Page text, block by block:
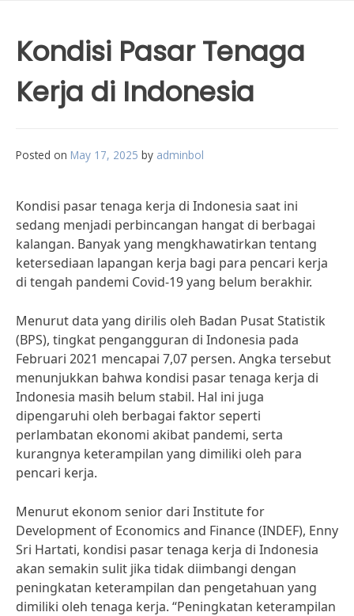
Kondisi Pasar Tenaga
Kerja di Indonesia
Posted on May 17, 2025 by adminbol
Kondisi pasar tenaga kerja di Indonesia saat ini
sedang menjadi perbincangan hangat di berbagai
kalangan. Banyak yang mengkhawatirkan tentang
ketersediaan lapangan kerja bagi para pencari kerja
di tengah pandemi Covid-19 yang belum berakhir.
Menurut data yang dirilis oleh Badan Pusat Statistik
(BPS), tingkat pengangguran di Indonesia pada
Februari 2021 mencapai 7,07 persen. Angka tersebut
menunjukkan bahwa kondisi pasar tenaga kerja di
Indonesia masih belum stabil. Hal ini juga
dipengaruhi oleh berbagai faktor seperti
perlambatan ekonomi akibat pandemi, serta
kurangnya keterampilan yang dimiliki oleh para
pencari kerja.
Menurut ekonom senior dari Institute for
Development of Economics and Finance (INDEF), Enny
Sri Hartati, kondisi pasar tenaga kerja di Indonesia
akan semakin sulit jika tidak diimbangi dengan
peningkatan keterampilan dan pengetahuan yang
dimiliki oleh tenaga kerja. “Peningkatan keterampilan